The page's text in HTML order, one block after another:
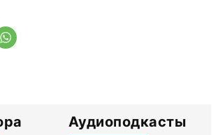
Аудиоподкасты